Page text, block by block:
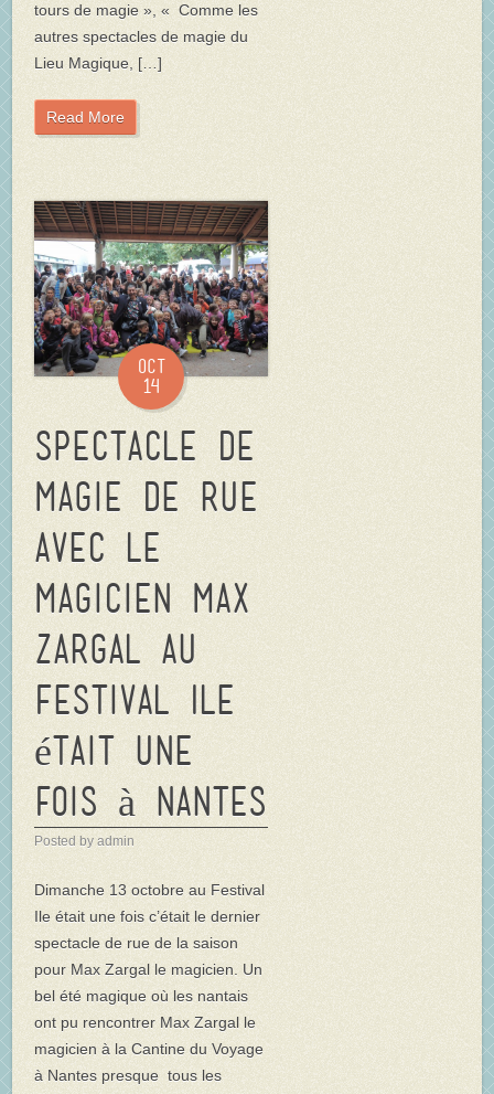
tours de magie », « Comme les
autres spectacles de magie du
Lieu Magique, […]
Read More
Oct
14
Spectacle de
magie de rue
avec le
magicien Max
Zargal au
Festival Ile
était une
fois à Nantes
Posted by admin
Dimanche 13 octobre au Festival
Ile était une fois c’était le dernier
spectacle de rue de la saison
pour Max Zargal le magicien. Un
bel été magique où les nantais
ont pu rencontrer Max Zargal le
magicien à la Cantine du Voyage
à Nantes presque tous les